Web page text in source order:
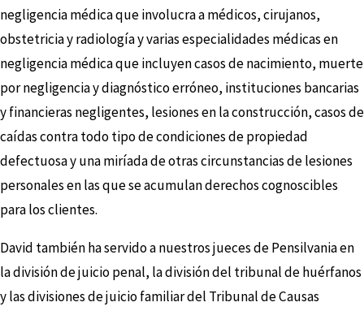
negligencia médica que involucra a médicos, cirujanos,
obstetricia y radiología y varias especialidades médicas en
negligencia médica que incluyen casos de nacimiento, muerte
por negligencia y diagnóstico erróneo, instituciones bancarias
y financieras negligentes, lesiones en la construcción, casos de
caídas contra todo tipo de condiciones de propiedad
defectuosa y una miríada de otras circunstancias de lesiones
personales en las que se acumulan derechos cognoscibles
para los clientes.
David también ha servido a nuestros jueces de Pensilvania en
la división de juicio penal, la división del tribunal de huérfanos
y las divisiones de juicio familiar del Tribunal de Causas